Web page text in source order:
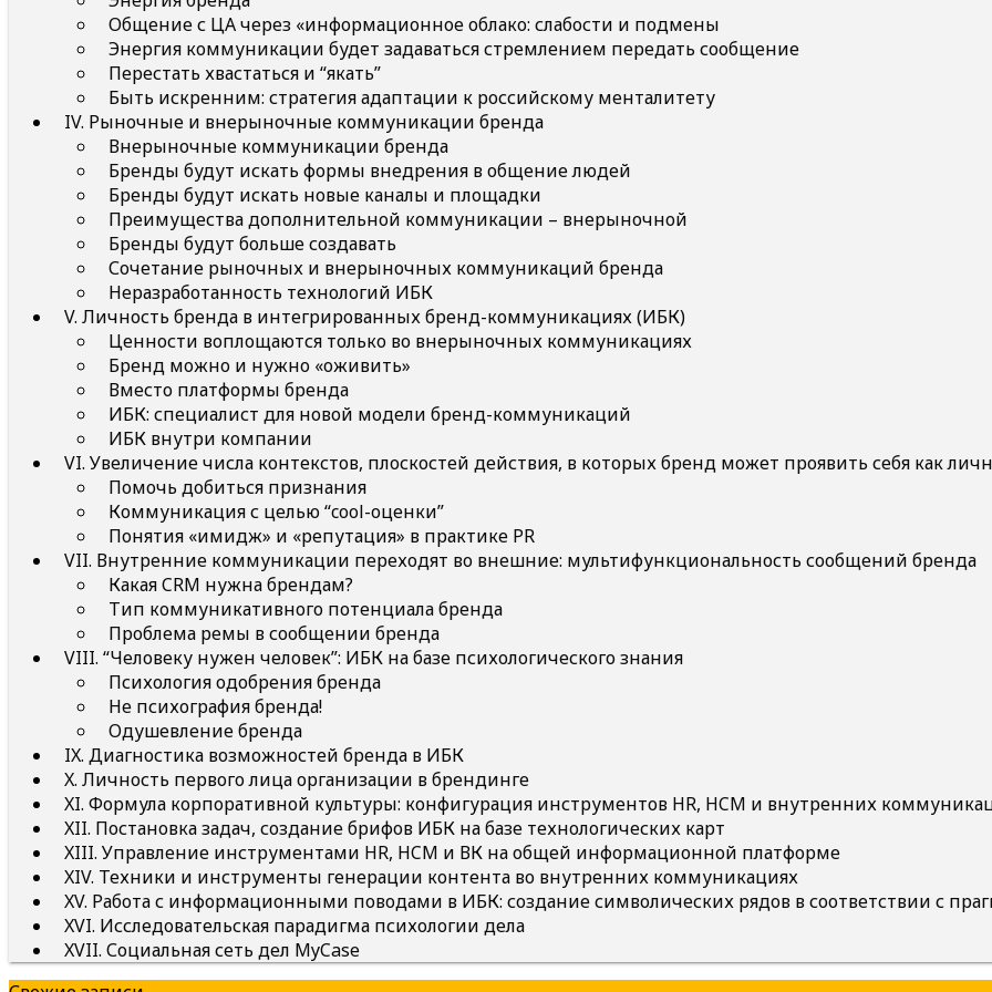
Общение с ЦА через «информационное облако: слабости и подмены
Энергия коммуникации будет задаваться стремлением передать сообщение
Перестать хвастаться и “якать”
Быть искренним: стратегия адаптации к российскому менталитету
IV. Рыночные и внерыночные коммуникации бренда
Внерыночные коммуникации бренда
Бренды будут искать формы внедрения в общение людей
Бренды будут искать новые каналы и площадки
Преимущества дополнительной коммуникации – внерыночной
Бренды будут больше создавать
Сочетание рыночных и внерыночных коммуникаций бренда
Неразработанность технологий ИБК
V. Личность бренда в интегрированных бренд-коммуникациях (ИБК)
Ценности воплощаются только во внерыночных коммуникациях
Бренд можно и нужно «оживить»
Вместо платформы бренда
ИБК: специалист для новой модели бренд-коммуникаций
ИБК внутри компании
VI. Увеличение числа контекстов, плоскостей действия, в которых бренд может проявить себя как
Помочь добиться признания
Коммуникация с целью “cool-оценки”
Понятия «имидж» и «репутация» в практике PR
VII. Внутренние коммуникации переходят во внешние: мультифункциональность сообщений бренда
Какая CRM нужна брендам?
Тип коммуникативного потенциала бренда
Проблема ремы в сообщении бренда
VIII. “Человеку нужен человек”: ИБК на базе психологического знания
Психология одобрения бренда
Не психография бренда!
Одушевление бренда
IX. Диагностика возможностей бренда в ИБК
X. Личность первого лица организации в брендинге
XI. Формула корпоративной культуры: конфигурация инструментов HR, HCM и внутренних
XII. Постановка задач, создание брифов ИБК на базе технологических карт
XIII. Управление инструментами HR, HCM и ВК на общей информационной платформе
XIV. Техники и инструменты генерации контента во внутренних коммуникациях
XV. Работа с информационными поводами в ИБК: создание символических рядов в соответствии с
XVI. Исследовательская парадигма психологии дела
XVII. Социальная сеть дел MyCase